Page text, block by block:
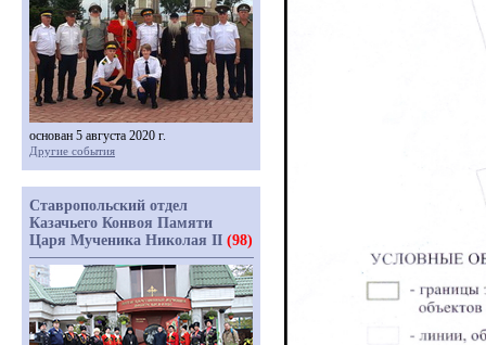
основан 5 августа 2020 г.
Другие события
Ставропольский отдел
Казачьего Конвоя Памяти
Царя Мученика Николая II (98)